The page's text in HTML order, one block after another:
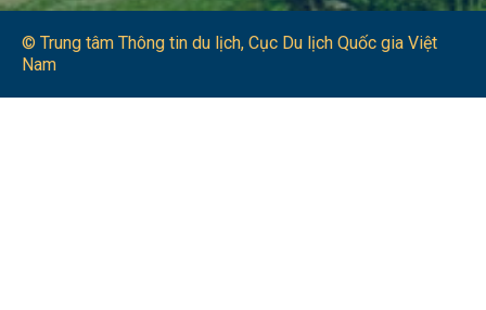
© Trung tâm Thông tin du lịch​, Cục Du lịch Quốc gia Việt
Nam